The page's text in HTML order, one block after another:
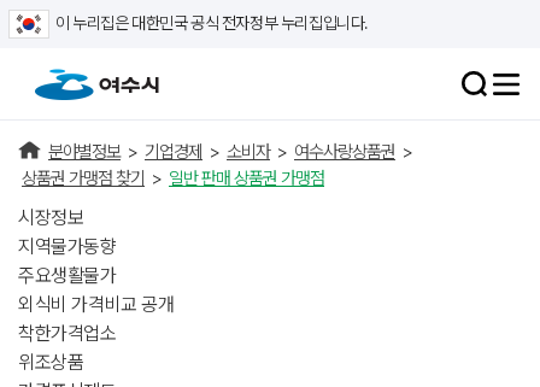
이 누리집은 대한민국 공식 전자정부 누리집입니다.
분야별정보 > 기업경제 > 소비자 > 여수사랑상품권 >
상품권 가맹점 찾기
> 일반 판매 상품권 가맹점
시장정보
지역물가동향
주요생활물가
외식비 가격비교 공개
착한가격업소
위조상품